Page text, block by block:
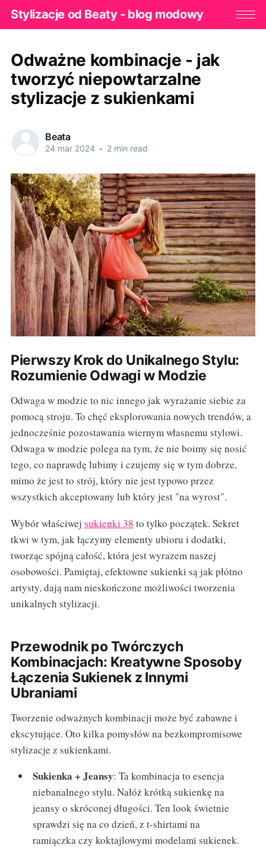
Stylizacje od Beaty - blog modowy
Odważne kombinacje - jak
tworzyć niepowtarzalne
stylizacje z sukienkami
Beata
24 mar 2024 • 2 min read
Pierwszy Krok do Unikalnego Stylu:
Rozumienie Odwagi w Modzie
Odwaga w modzie to nic innego jak wyrażanie siebie za
pomocą stroju. To chęć eksplorowania nowych trendów, a
jednocześnie pozostawania wiernym własnemu stylowi.
Odwaga w modzie polega na tym, że nie boimy się nosić
tego, co naprawdę lubimy i czujemy się w tym dobrze,
mimo że jest to strój, który nie jest typowo przez
wszystkich akceptowany lub który jest "na wyrost".
Wybór właściwej sukienki 38 to tylko początek. Sekret
tkwi w tym, jak łączymy elementy ubioru i dodatki,
tworząc spójną całość, która jest wyrazem naszej
osobowości. Pamiętaj, efektowne sukienki są jak płótno
artysty, dają nam nieskończone możliwości tworzenia
unikalnych stylizacji.
Przewodnik po Twórczych
Kombinacjach: Kreatywne Sposoby
Łączenia Sukienek z Innymi
Ubraniami
Tworzenie odważnych kombinacji może być zabawne i
ekscytujące. Oto kilka pomysłów na bezkompromisowe
stylizacje z sukienkami.
Sukienka + Jeansy: Ta kombinacja to esencja
niebanalnego stylu. Nałóż krótką sukienkę na
jeansy o skróconej długości. Ten look świetnie
sprawdzi się na co dzień, z t-shirtami na
ramiączka czy koktajlowymi modelami sukienek.